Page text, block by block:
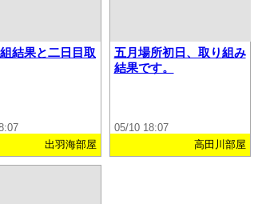
結果と二日目取
出羽海部屋
五月場所初日、取り組み
結果です。
05/10 18:07
高田川部屋